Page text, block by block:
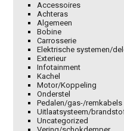
Accessoires
Achteras
Algemeen
Bobine
Carrosserie
Elektrische systemen/
Exterieur
Infotainment
Kachel
Motor/Koppeling
Onderstel
Pedalen/gas-/remkabels
Uitlaatsysteem/
Uncategorized